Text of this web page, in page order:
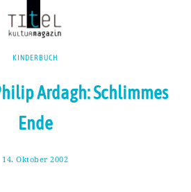
KINDERBUCH
Ardagh: Schlimmes
Ende
14. Oktober 2002